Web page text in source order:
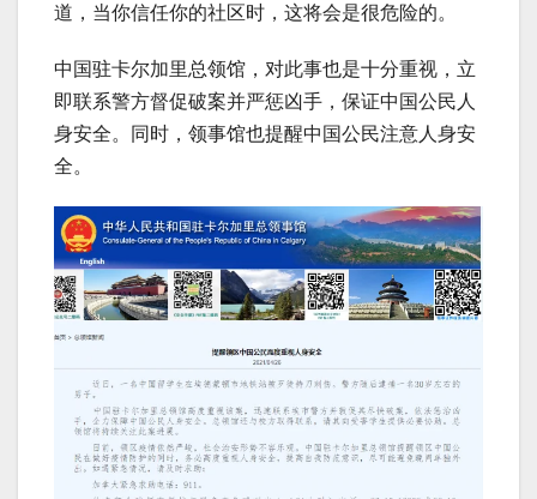
道，当你信任你的社区时，这将会是很危险的。
中国驻卡尔加里总领馆，对此事也是十分重视，立
即联系警方督促破案并严惩凶手，保证中国公民人
身安全。同时，领事馆也提醒中国公民注意人身安
全。